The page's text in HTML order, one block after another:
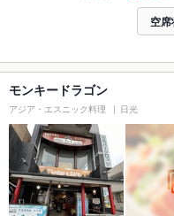
空
モンキードラゴン
アジア・エスニック料理 日光